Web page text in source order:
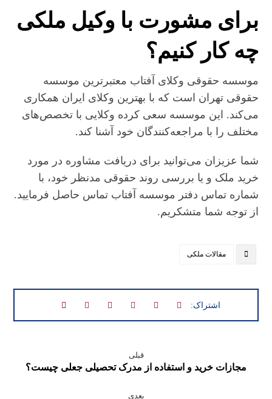
برای مشورت با وکیل ملکی
چه کار کنیم؟
موسسه حقوقی وکلای آفتاب معتبرترین موسسه
حقوقی تهران است که با بهترین وکلای ایران همکاری
می‌کند. این موسسه سعی کرده وکلایی با تخصص‌های
مختلف را با مراجعه‌کنندگان خود آشنا کند.
شما عزیزان می‌توانید برای دریافت مشاوره در مورد
خرید ملک و یا بررسی روند حقوقی مدنظر خود، با
شماره تماس دفتر موسسه آفتاب تماس حاصل فرمایید.
از توجه شما متشکریم.
مقالات ملکی
قبلی
مجازات خرید و استفاده از مدرک تحصیلی جعلی چیست؟
بعدی